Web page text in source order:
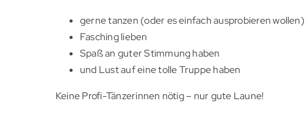
gerne tanzen (oder es einfach ausprobieren wollen)
Fasching lieben
Spaß an guter Stimmung haben
und Lust auf eine tolle Truppe haben
Keine Profi-Tänzerinnen nötig – nur gute Laune!